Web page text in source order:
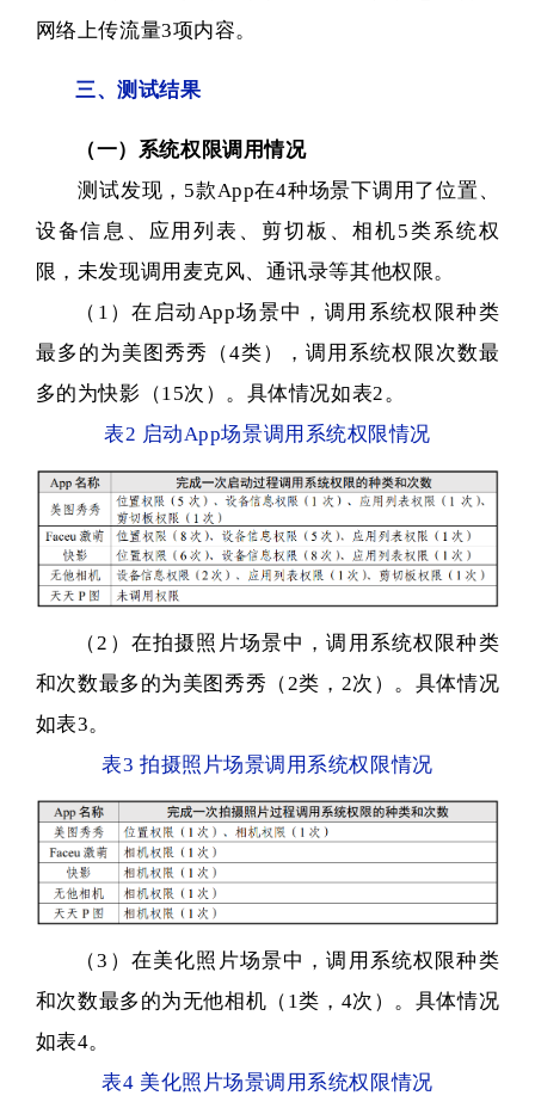
网络上传流量3项内容。
三、测试结果
（一）系统权限调用情况
测试发现，5款App在4种场景下调用了位置、
设备信息、应用列表、剪切板、相机5类系统权
限，未发现调用麦克风、通讯录等其他权限。
（1）在启动App场景中，调用系统权限种类
最多的为美图秀秀（4类），调用系统权限次数最
多的为快影（15次）。具体情况如表2。
表2 启动App场景调用系统权限情况
（2）在拍摄照片场景中，调用系统权限种类
和次数最多的为美图秀秀（2类，2次）。具体情况
如表3。
表3 拍摄照片场景调用系统权限情况
（3）在美化照片场景中，调用系统权限种类
和次数最多的为无他相机（1类，4次）。具体情况
如表4。
表4 美化照片场景调用系统权限情况